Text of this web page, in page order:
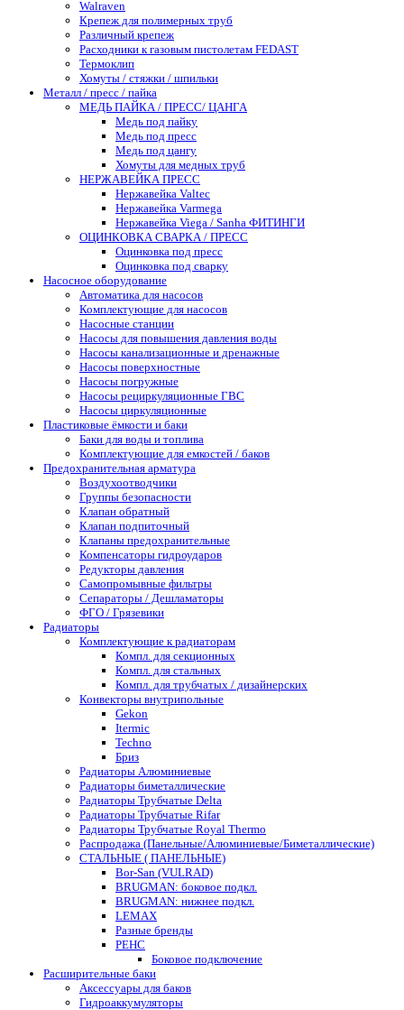
Walraven
Крепеж для полимерных труб
Различный крепеж
Расходники к газовым пистолетам FEDAST
Термоклип
Хомуты / стяжки / шпильки
Металл / пресс / пайка
МЕДЬ ПАЙКА / ПРЕСС/ ЦАНГА
Медь под пайку
Медь под пресс
Медь под цангу
Хомуты для медных труб
НЕРЖАВЕЙКА ПРЕСС
Нержавейка Valtec
Нержавейка Varmega
Нержавейка Viega / Sanha ФИТИНГИ
ОЦИНКОВКА СВАРКА / ПРЕСС
Оцинковка под пресс
Оцинковка под сварку
Насосное оборудование
Автоматика для насосов
Комплектующие для насосов
Насосные станции
Насосы для повышения давления воды
Насосы канализационные и дренажные
Насосы поверхностные
Насосы погружные
Насосы рециркуляционные ГВС
Насосы циркуляционные
Пластиковые ёмкости и баки
Баки для воды и топлива
Комплектующие для емкостей / баков
Предохранительная арматура
Воздухоотводчики
Группы безопасности
Клапан обратный
Клапан подпиточный
Клапаны предохранительные
Компенсаторы гидроударов
Редукторы давления
Самопромывные фильтры
Сепараторы / Дешламаторы
ФГО / Грязевики
Радиаторы
Комплектующие к радиаторам
Компл. для секционных
Компл. для стальных
Компл. для трубчатых / дизайнерских
Конвекторы внутрипольные
Gekon
Itermic
Techno
Бриз
Радиаторы Алюминиевые
Радиаторы биметаллические
Радиаторы Трубчатые Delta
Радиаторы Трубчатые Rifar
Радиаторы Трубчатые Royal Thermo
Распродажа (Панельные/Алюминиевые/Биметаллические)
СТАЛЬНЫЕ ( ПАНЕЛЬНЫЕ)
Bor-San (VULRAD)
BRUGMAN: боковое подкл.
BRUGMAN: нижнее подкл.
LEMAX
Разные бренды
РЕНС
Боковое подключение
Расширительные баки
Аксессуары для баков
Гидроаккумуляторы